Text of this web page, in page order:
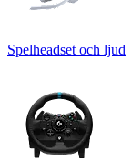
Spelheadset och ljud